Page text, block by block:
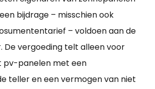
bijdrage – misschien ook
– voldoen aan de
De vergoeding telt alleen voor
pv-panelen met een
teller en een vermogen van niet